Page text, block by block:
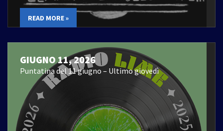
READ MORE »
GIUGNO 11, 2026
Puntatina del 11 giugno – Ultimo giovedì